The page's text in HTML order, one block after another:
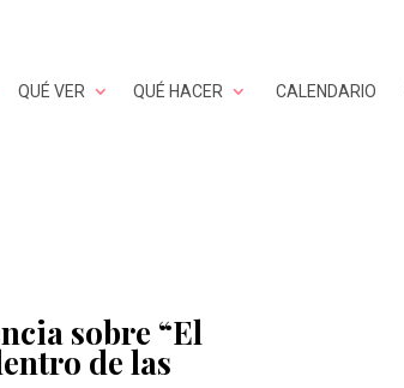
QUÉ VER QUÉ HACER CALENDARIO
sobre “El
de las